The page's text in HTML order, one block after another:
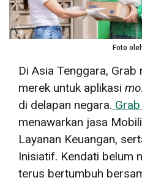
Foto
Di Asia Tenggara, Grab
merek untuk aplikasi
di delapan negara.
menawarkan jasa
Layanan Keuangan,
Inisiatif. Kendati belum
terus bertumbuh